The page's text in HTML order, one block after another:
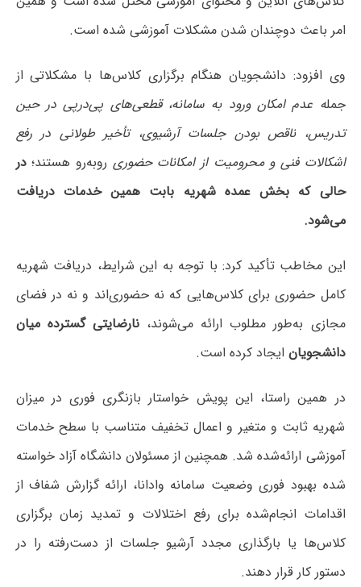
امر باعث دوچندان شدن مشکلات آموزشی شده است.
وی افزود: دانشجویان هنگام برگزاری کلاس‌ها با مشکلاتی از
جمله‌ عدم امکان ورود به سامانه، قطعی‌های پی‌درپی در حین
تدریس، ناقص بودن جلسات آرشیوی، تأخیر طولانی در رفع
اشکالات فنی و محرومیت از امکانات حضوری روبه‌رو هستند؛در
حالی که بخش عمده شهریه بابت همین خدمات دریافت
می‌شود.
این مخاطب تأکید کرد: با توجه به این شرایط، دریافت شهریه
کامل حضوری برای کلاس‌هایی که نه حضوری‌اند و نه در فضای
مجازی به‌طور مطلوب ارائه می‌شوند، نارضایتی گسترده میان
دانشجویان ایجاد کرده است.
در همین راستا، این پویش خواستار بازنگری فوری در میزان
شهریه ثابت و متغیر و اعمال تخفیف متناسب با سطح خدمات
آموزشی ارائه‌شده شد. همچنین از مسئولان دانشگاه آزاد خواسته
شده بهبود فوری وضعیت سامانه وادانا، ارائه گزارش شفاف از
اقدامات انجام‌شده برای رفع اختلالات و تمدید زمان برگزاری
کلاس‌ها یا بارگذاری مجدد آرشیو جلسات از دست‌رفته را در
دستور کار قرار دهند.